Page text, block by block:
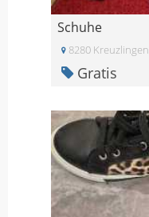
Schuhe
8280 Kreuzlingen
Gratis